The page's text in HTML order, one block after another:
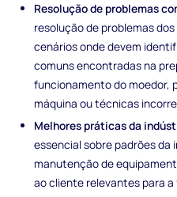
Resolução de problemas
resolução de problemas
cenários onde devem
comuns encontradas na
funcionamento do moedor,
máquina ou técnicas
Melhores práticas da
essencial sobre padrões da
manutenção de
ao cliente relevantes para